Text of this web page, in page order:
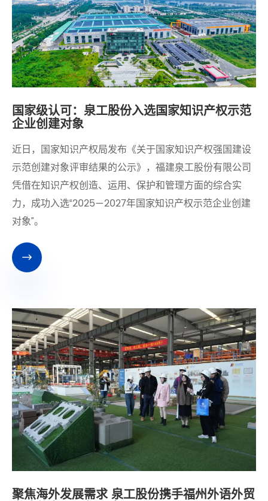
国家级认可：泉工股份入选国家知识产权示范
企业创建对象
​近日，国家知识产权局发布《关于国家知识产权强国建设
示范创建对象评审结果的公示》，福建泉工股份有限公司
凭借在知识产权创造、运用、保护和管理方面的综合实
力，成功入选“2025—2027年国家知识产权示范企业创建
对象”。

聚焦海外发展需求 泉工股份携手福州外语外贸